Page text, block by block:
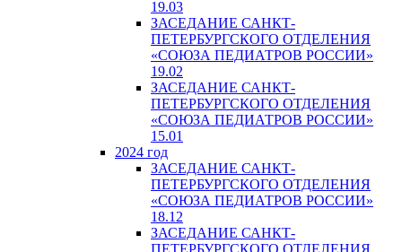
19.03
ЗАСЕДАНИЕ САНКТ-
ПЕТЕРБУРГСКОГО ОТДЕЛЕНИЯ
«СОЮЗА ПЕДИАТРОВ РОССИИ»
19.02
ЗАСЕДАНИЕ САНКТ-
ПЕТЕРБУРГСКОГО ОТДЕЛЕНИЯ
«СОЮЗА ПЕДИАТРОВ РОССИИ»
15.01
2024 год
ЗАСЕДАНИЕ САНКТ-
ПЕТЕРБУРГСКОГО ОТДЕЛЕНИЯ
«СОЮЗА ПЕДИАТРОВ РОССИИ»
18.12
ЗАСЕДАНИЕ САНКТ-
ПЕТЕРБУРГСКОГО ОТДЕЛЕНИЯ